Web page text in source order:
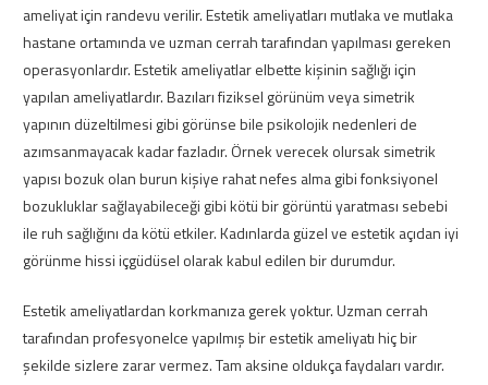
ameliyat için randevu verilir. Estetik ameliyatları mutlaka ve mutlaka
hastane ortamında ve uzman cerrah tarafından yapılması gereken
operasyonlardır. Estetik ameliyatlar elbette kişinin sağlığı için
yapılan ameliyatlardır. Bazıları fiziksel görünüm veya simetrik
yapının düzeltilmesi gibi görünse bile psikolojik nedenleri de
azımsanmayacak kadar fazladır. Örnek verecek olursak simetrik
yapısı bozuk olan burun kişiye rahat nefes alma gibi fonksiyonel
bozukluklar sağlayabileceği gibi kötü bir görüntü yaratması sebebi
ile ruh sağlığını da kötü etkiler. Kadınlarda güzel ve estetik açıdan iyi
görünme hissi içgüdüsel olarak kabul edilen bir durumdur.
Estetik ameliyatlardan korkmanıza gerek yoktur. Uzman cerrah
tarafından profesyonelce yapılmış bir estetik ameliyatı hiç bir
şekilde sizlere zarar vermez. Tam aksine oldukça faydaları vardır.